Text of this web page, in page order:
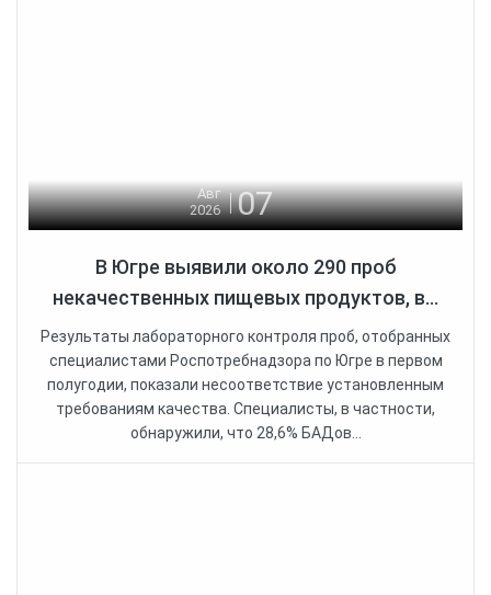
Авг
2026
07
В Югре выявили около 290 проб
некачественных пищевых продуктов, в...
Результаты лабораторного контроля проб, отобранных
специалистами Роспотребнадзора по Югре в первом
полугодии, показали несоответствие установленным
требованиям качества. Специалисты, в частности,
обнаружили, что 28,6% БАДов...